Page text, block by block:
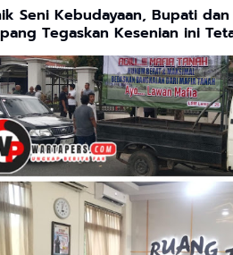
Kebudayaan, Bupati dan Wabup
Tegaskan Kesenian ini